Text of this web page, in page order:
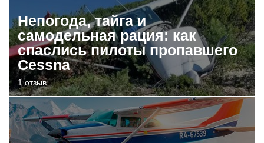
Непогода, тайга и
самодельная рация: как
спаслись пилоты пропавшего
Cessna
1 отзыв